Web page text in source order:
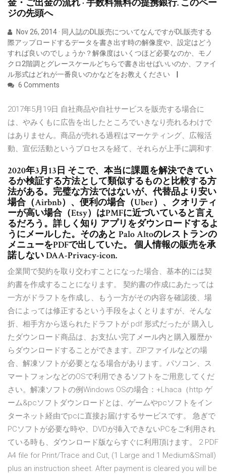
金・ご出金の流れ · 手数料無料の提携銀行. このペー
ジの先頭へ
Nov 26, 2014 · 同人誌のDL販売についてなんですがDL販売する
際アップロードするデータを書き出す時の解像度や、設定はどう
すれば良いのでしょうか？解像度はいくつほど必要なのか、モノ
クロ2階調とグレースケールどちらで書き出せばいいのか、ファイ
ル形式はどれが一番良いのかなどをお教えください
6 Comments
2017年5月19日 自社商品や自社サービスを販売する場合に
は、やみくもに広告を出したところでいきなり売れるわけで
はありません。商品が売れる過程はマーケティング、広報活
動、宣伝活動というプロセスを経て、それらが上手に調和す.
2020年3月13日 そこで、本当に課題を解決できてい
るか検証する方法として類似するものと比較する方
法がある。完璧な方法ではないが、代替品より安い
場合（Airbnb）、便利の場合（Uber）、クオリティ
ーが高い場合（Etsy）はPMFに近づいていると言え
るだろう。詳しく知り アプリをダウンロードするよ
うにメールした。そのあと Palo Altoのレストランの
メニューをPDFで出していた。 個人情報の販売を承
諾しない DAA-Privacy-icon.
企業間で契約を取り交わすことになった場合、基本的には契
約書を作成することになります。 契約書の作成にあたっては
一方がドラフトを作成し、もう一方がその内容を確認後、場
合によっては修正するという手段をよくとりますが、そんな
折、相手方から送られたドラフトが pdf 形式だったが 購入し
たダウンロード商品は、お支払い完了メール内と購入履歴か
らダウンロードすることができます。ZIPファイルなどの場
合、解凍ソフトが必要となる場合があります。パソコン、ス
マートフォンなどのOSで利用できるソフトをご用意してくだ
さい。解凍ソフトの例Windows OSの場合：+Lhaca（http ゲ
ーム&pcソフトダウンロードとは、ゲームやpcソフトをイン
ターネット経由でpcに直接お届けするサービスです。 急ぎで
PCソフトが必要な時や、DVDが挿入できないPCをご利用され
ている時も、ダウンロード版ならすぐに利用頂けます。 2 PDF
A4 file for Print/Trace and Cut, (1 Large and 1 Medium&Small)
plus an instruction sheet. After payment is cleared you will be